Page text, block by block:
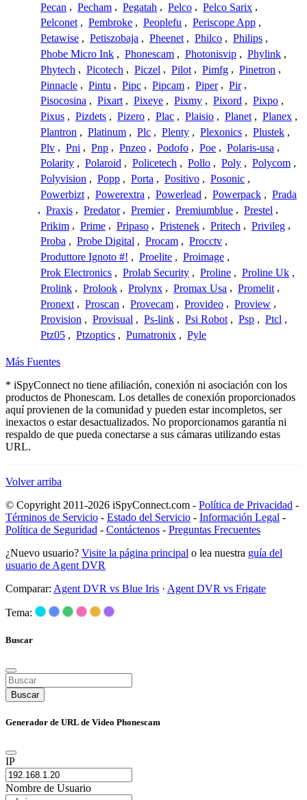
Pecan , Pecham , Pegatah , Pelco , Pelco Sarix ,
Pelconet , Pembroke , Peoplefu , Periscope App ,
Petawise , Petiszobaja , Pheenet , Philco , Philips ,
Phobe Micro Ink , Phonescam , Photonisvip , Phylink ,
Phytech , Picotech , Piczel , Pilot , Pimfg , Pinetron ,
Pinnacle , Pintu , Pipc , Pipcam , Piper , Pir ,
Pisocosina , Pixart , Pixeye , Pixmy , Pixord , Pixpo ,
Pixus , Pizdets , Pizero , Plac , Plaisio , Planet , Planex ,
Plantron , Platinum , Plc , Plenty , Plexonics , Plustek ,
Plv , Pni , Pnp , Pnzeo , Podofo , Poe , Polaris-usa ,
Polarity , Polaroid , Policetech , Pollo , Poly , Polycom ,
Polyvision , Popp , Porta , Positivo , Posonic ,
Powerbizt , Powerextra , Powerlead , Powerpack , Prada
, Praxis , Predator , Premier , Premiumblue , Prestel ,
Prikim , Prime , Pripaso , Pristenek , Pritech , Privileg ,
Proba , Probe Digital , Procam , Procctv ,
Produttore Ignoto #! , Proelite , Proimage ,
Prok Electronics , Prolab Security , Proline , Proline Uk ,
Prolink , Prolook , Prolynx , Promax Usa , Promelit ,
Pronext , Proscan , Provecam , Provideo , Proview ,
Provision , Provisual , Ps-link , Psi Robot , Psp , Ptcl ,
Ptz05 , Ptzoptics , Pumatronix , Pyle
Más Fuentes
* iSpyConnect no tiene afiliación, conexión ni asociación con los
productos de Phonescam. Los detalles de conexión proporcionados
aquí provienen de la comunidad y pueden estar incompletos, ser
inexactos o estar desactualizados. No proporcionamos garantía ni
respaldo de que pueda conectarse a sus cámaras utilizando estas
URL.
Volver arriba
© Copyright 2011-2026 iSpyConnect.com - Política de Privacidad -
Términos de Servicio - Estado del Servicio - Información Legal -
Política de Seguridad - Contáctenos - Preguntas Frecuentes
¿Nuevo usuario? Visite la página principal o lea nuestra guía del
usuario de Agent DVR
Comparar: Agent DVR vs Blue Iris · Agent DVR vs Frigate
Tema:
Buscar
Buscar
Generador de URL de Video Phonescam
IP
Nombre de Usuario